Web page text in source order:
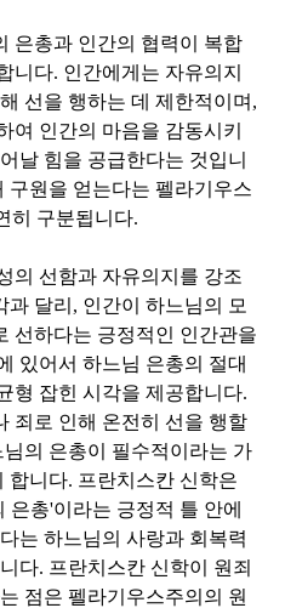
은총과 인간의 협력이 복합
니다. 인간에게는 자유의지
선을 행하는 데 제한적이며 ,
여 인간의 마음을 감동시키
날 힘을 공급한다는 것입니
구원을 얻는다는 펠라기우스
히 구분됩니다.
의 선함과 자유의지를 강조
과 달리 , 인간이 하느님의 모
선하다는 긍정적인 인간관을
있어서 하느님 은총의 절대
형 잡힌 시각을 제공합니다.
죄로 인해 온전히 선을 행할
님의 은총이 필수적이라는 가
합니다. 프란치스칸 신학은
은총'이라는 긍정적 틀 안에
는 하느님의 사랑과 회복력
다. 프란치스칸 신학이 원죄
점은 펠라기우스주의의 원